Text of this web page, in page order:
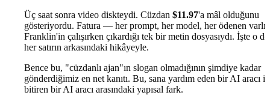
Üç saat sonra video diskteydi. Cüzdan $11.97'a mâl olduğunu
gösteriyordu. Fatura — her prompt, her model, her ödenen
Franklin'in çalışırken çıkardığı tek bir metin dosyasıydı. İşte o
her satırın arkasındaki hikâyeyle.
Bence bu, "cüzdanlı ajan"ın slogan olmadığının şimdiye kadar
gönderdiğimiz en net kanıtı. Bu, sana yardım eden bir AI aracı
bitiren bir AI aracı arasındaki yapısal fark.